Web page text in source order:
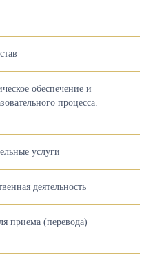
обеспечение и
процесса.
услуги
деятельность
приема (перевода)